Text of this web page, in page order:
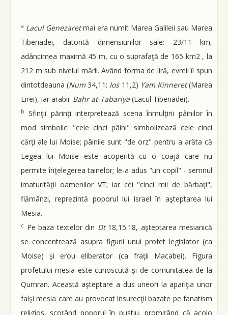
a Lacul Genezaretmai era numit Marea Galileii sau Marea
Tiberiadei, datorită dimensiunilor sale: 23/11 km,
adâncimea maximă 45 m, cu o suprafaţă de 165 km2 , la
212 m sub nivelul mării. Având forma de liră, evreii îi spun
dintotdeauna (Num34,11; Ios11,2) Yam Kinneret(Marea
Lirei), iar arabii: Bahr at-Tabariya (Lacul Tiberiadei).
b
Sfinţii părinţi interpretează scena înmulţirii pâinilor în
mod simbolic: "cele cinci pâini" simbolizează cele cinci
cărţi ale lui Moise; pâinile sunt "de orz" pentru a arăta că
Legea lui Moise este acoperită cu o coajă care nu
permite înţelegerea tainelor; le-a adus "un copil" - semnul
imaturităţii oamenilor VT; iar cei "cinci mii de bărbaţi",
flămânzi, reprezintă poporul lui Israel în aşteptarea lui
Mesia.
c Pe baza textelor din Dt18,15.18, aşteptarea mesianică
se concentrează asupra figurii unui profet legislator (ca
Moise) şi erou eliberator (ca fraţii Macabei). Figura
profetului-mesia este cunoscută şi de comunitatea de la
Qumran. Această aşteptare a dus uneori la apariţia unor
falşi mesia care au provocat insurecţii bazate pe fanatism
religios, scoţând poporul în pustiu, promiţând că acolo